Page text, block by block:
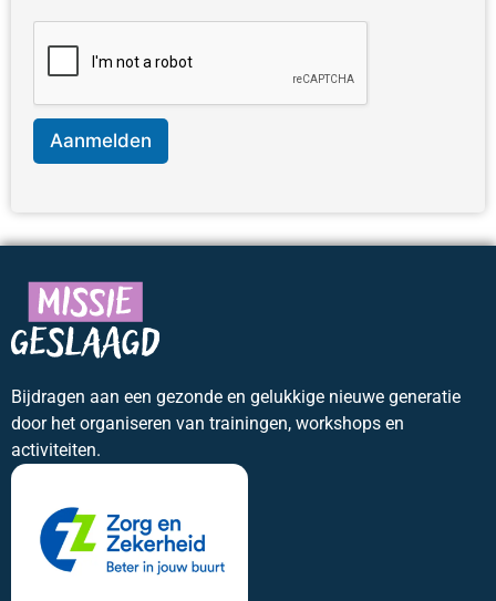
Aanmelden
Bijdragen aan een gezonde en gelukkige nieuwe generatie
door het organiseren van trainingen, workshops en
activiteiten.